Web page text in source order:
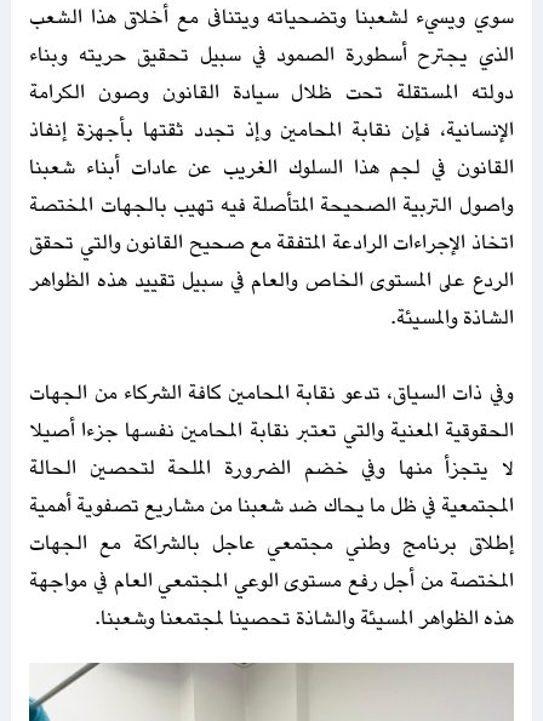
سوي ويسيء لشعبنا وتضحياته ويتنافى مع أخلاق هذا الشعب
الذي يجترح أسطورة الصمود في سبيل تحقيق حريته وبناء
دولته المستقلة تحت ظلال سيادة القانون وصون الكرامة
الإنسانية، فإن نقابة المحامين وإذ تجدد ثقتها بأجهزة إنفاذ
القانون في لجم هذا السلوك الغريب عن عادات أبناء شعبنا
واصول التربية الصحيحة المتأصلة فيه تهيب بالجهات المختصة
اتخاذ الإجراءات الرادعة المتفقة مع صحيح القانون والتي تحقق
الردع على المستوى الخاص والعام في سبيل تقييد هذه الظواهر
الشاذة والمسيئة.
وفي ذات السياق، تدعو نقابة المحامين كافة الشركاء من الجهات
الحقوقية المعنية والتي تعتبر نقابة المحامين نفسها جزءا أصيلا
لا يتجزأ منها وفي خضم الضرورة الملحة لتحصين الحالة
المجتمعية في ظل ما يحاك ضد شعبنا من مشاريع تصفوية أهمية
إطلاق برنامج وطني مجتمعي عاجل بالشراكة مع الجهات
المختصة من أجل رفع مستوى الوعي المجتمعي العام في مواجهة
هذه الظواهر المسيئة والشاذة تحصينا لمجتمعنا وشعبنا.